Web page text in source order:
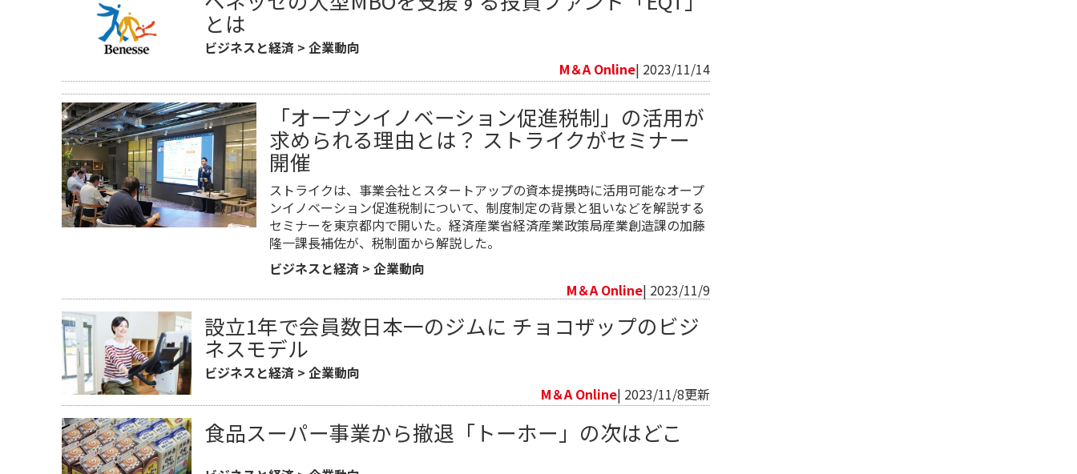
とは
ビジネスと経済 >企業動向
M＆A Online| 2023/11/14
「オープンイノベーション促進税制」の活用が
求められる理由とは？ ストライクがセミナー
開催
ストライクは、事業会社とスタートアップの資本提携時に活用可能なオープ
ンイノベーション促進税制について、制度制定の背景と狙いなどを解説する
セミナーを東京都内で開いた。経済産業省経済産業政策局産業創造課の加藤
隆一課長補佐が、税制面から解説した。
ビジネスと経済> 企業動向
M＆A Online| 2023/11/9
設立1年で会員数日本一のジムに チョコザップのビジ
ネスモデル
ビジネスと経済 >企業動向
M＆A Online| 2023/11/8更新
食品スーパー事業から撤退「トーホー」の次はどこ